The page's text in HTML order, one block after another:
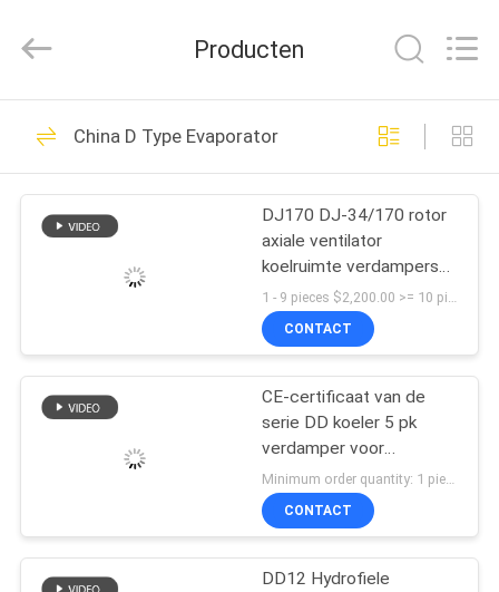
HUIS
PRODUCTEN
ONGEVEER
ONS
FABRIEKSREIS
KWALITEITSCONTROLE
Ltd..
Reserved.
condenserende
koelinstallatie
118
Kleine
Condenserende
32
Producten
China D Type Evaporator
DJ170 DJ-34/170 rotor
axiale ventilator
koelruimte verdampers
ventilator motoren lage
temperatuur koeling
luchtkoeler
1 - 9 pieces $2,200.00 >= 10 pieces $2,100.00 MOQ:1 (stukken)
CONTACT
CE-certificaat van de
serie DD koeler 5 pk
verdamper voor
koelruimte
CONTACT
DD12 Hydrofiele